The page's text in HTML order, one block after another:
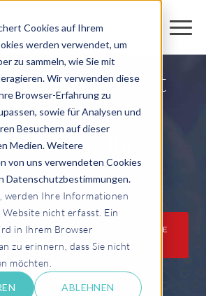
Cookies auf Ihrem
werden verwendet, um
zu sammeln, wie Sie mit
Wir verwenden diese
Browser-Erfahrung zu
sowie für Analysen und
Besuchern auf dieser
Medien. Weitere
von uns verwendeten Cookies
Datenschutzbestimmungen.
werden Ihre Informationen
Website nicht erfasst. Ein
in Ihrem Browser
zu erinnern, dass Sie nicht
möchten.
ABLEHNEN
Development
für Ihr
SIE UNS FÜR EINE INDIVIDUELLE
BERATUNG